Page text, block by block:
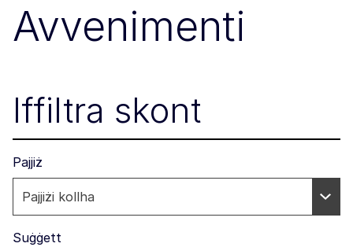
Avvenimenti
Iffiltra skont
Pajjiż
Suġġett